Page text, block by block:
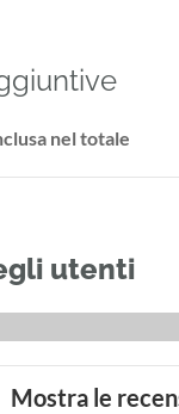
nel totale
utenti
Mostra le